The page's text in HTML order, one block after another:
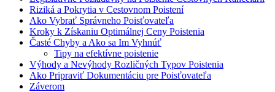
Riziká a Pokrytia v Cestovnom Poistení
Ako Vybrať Správneho Poisťovateľa
Kroky k Získaniu Optimálnej Ceny Poistenia
Časté Chyby a Ako sa Im Vyhnúť
Tipy na efektívne poistenie
Výhody a Nevýhody Rozličných Typov Poistenia
Ako Pripraviť Dokumentáciu pre Poisťovateľa
Záverom